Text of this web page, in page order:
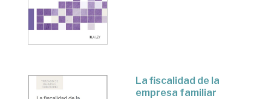
La fiscalidad de la
empresa familiar